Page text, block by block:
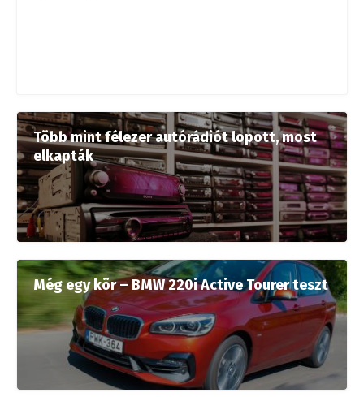
Több mint félezer autórádiót lopott, most
elkapták
Még egy kör – BMW 220i Active Tourer teszt